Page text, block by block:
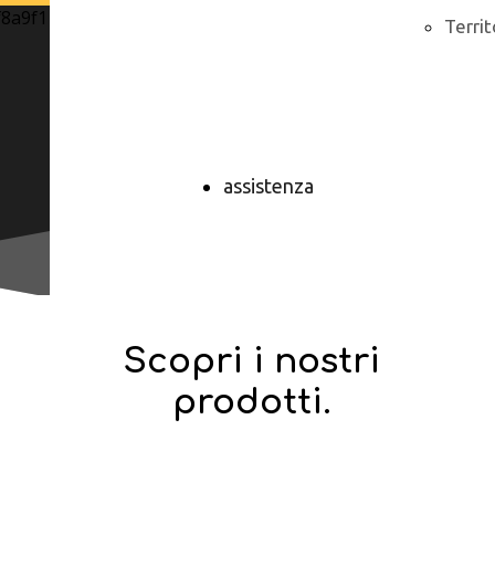
assistenza
Scopri i nostri
prodotti.